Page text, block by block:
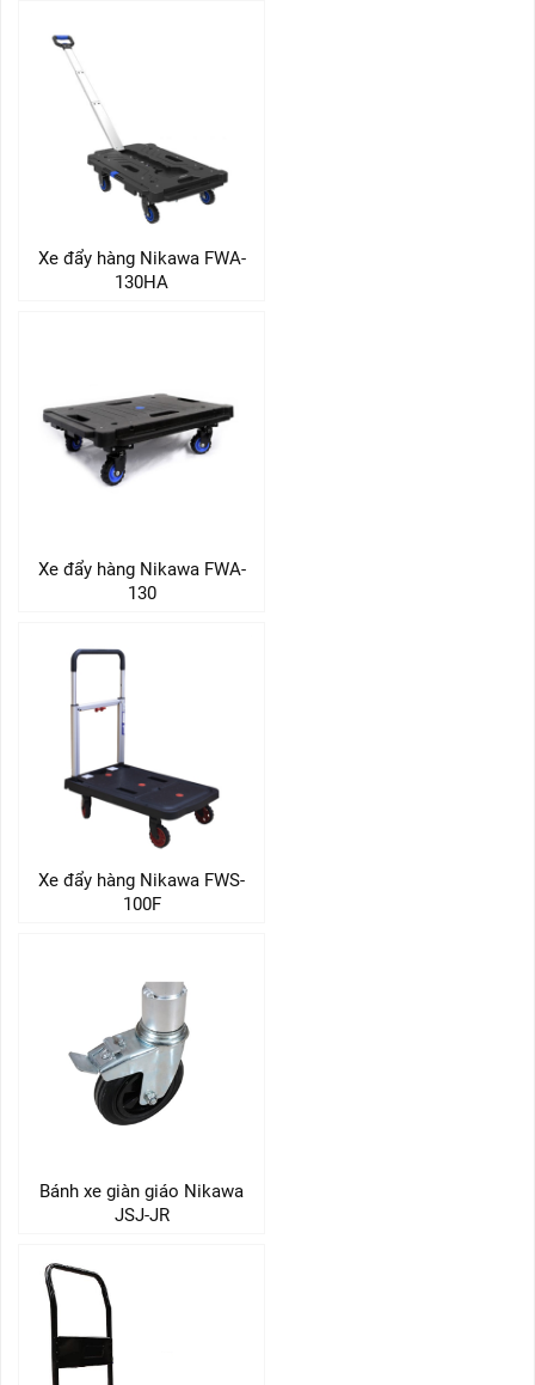
Xe đẩy hàng Nikawa FWA-
130HA
Xe đẩy hàng Nikawa FWA-
130
Xe đẩy hàng Nikawa FWS-
100F
Bánh xe giàn giáo Nikawa
JSJ-JR